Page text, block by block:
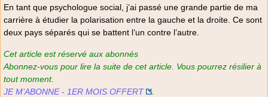
En tant que psychologue social, j’ai passé une grande partie de ma
carrière à étudier la polarisation entre la gauche et la droite. Ce sont
deux pays séparés qui se battent l’un contre l’autre.
Cet article est réservé aux abonnés
Abonnez-vous pour lire la suite de cet article. Vous pourrez résilier à
tout moment.
JE M’ABONNE - 1ER MOIS OFFERT